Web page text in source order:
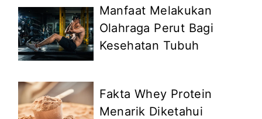
Manfaat Melakukan
Olahraga Perut Bagi
Kesehatan Tubuh
Fakta Whey Protein
Menarik Diketahui